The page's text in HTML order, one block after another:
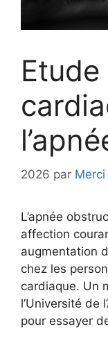
2026 par Merci
L’apnée
affection
augmentation
chez les
cardiaque. Un
l’Université de
pour essayer